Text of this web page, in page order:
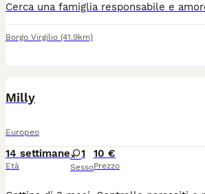
Borgo Virgilio (41.9km)
Milly
Europeo
14 settimane
Età
1
Sesso
10 €
Prezzo